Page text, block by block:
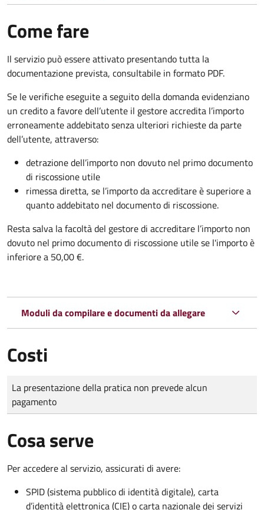
Come fare
Il servizio può essere attivato presentando tutta la
documentazione prevista, consultabile in formato PDF.
Se le verifiche eseguite a seguito della domanda evidenziano
un credito a favore dell’utente il gestore accredita l’importo
erroneamente addebitato senza ulteriori richieste da parte
dell’utente, attraverso:
detrazione dell’importo non dovuto nel primo documento
di riscossione utile
rimessa diretta, se l’importo da accreditare è superiore a
quanto addebitato nel documento di riscossione.
Resta salva la facoltà del gestore di accreditare l’importo non
dovuto nel primo documento di riscossione utile se l'importo è
inferiore a 50,00 €.
Moduli da compilare e documenti da allegare
Costi
Tipo di pagamento
Importo
La presentazione della pratica non prevede alcun
pagamento
Cosa serve
Per accedere al servizio, assicurati di avere:
SPID (sistema pubblico di identità digitale), carta
d’identità elettronica (CIE) o carta nazionale dei servizi